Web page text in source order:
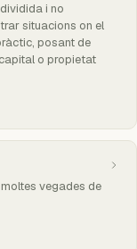
i no
situacions on el
posant de
o propietat
vegades de